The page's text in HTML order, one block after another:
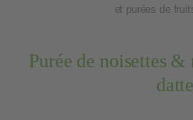
et purées de
Purée de noisettes